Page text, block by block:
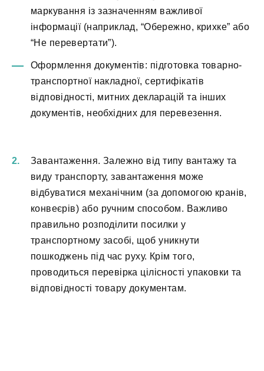
маркування із зазначенням важливої
інформації (наприклад, “Обережно, крихке” або
“Не перевертати”).
Оформлення документів: підготовка товарно-
транспортної накладної, сертифікатів
відповідності, митних декларацій та інших
документів, необхідних для перевезення.
Завантаження. Залежно від типу вантажу та
виду транспорту, завантаження може
відбуватися механічним (за допомогою кранів,
конвеєрів) або ручним способом. Важливо
правильно розподілити посилки у
транспортному засобі, щоб уникнути
пошкоджень під час руху. Крім того,
проводиться перевірка цілісності упаковки та
відповідності товару документам.